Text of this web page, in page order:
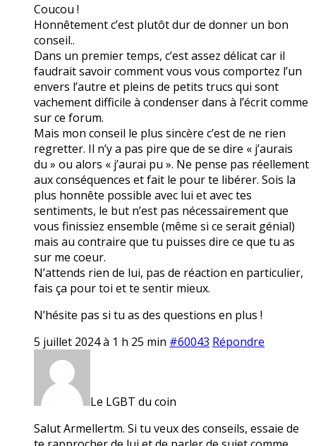
Coucou !
Honnêtement c’est plutôt dur de donner un bon
conseil..
Dans un premier temps, c’est assez délicat car il
faudrait savoir comment vous vous comportez l’un
envers l’autre et pleins de petits trucs qui sont
vachement difficile à condenser dans à l’écrit comme
sur ce forum.
Mais mon conseil le plus sincère c’est de ne rien
regretter. Il n’y a pas pire que de se dire « j’aurais
du » ou alors « j’aurai pu ». Ne pense pas réellement
aux conséquences et fait le pour te libérer. Sois la
plus honnête possible avec lui et avec tes
sentiments, le but n’est pas nécessairement que
vous finissiez ensemble (même si ce serait génial)
mais au contraire que tu puisses dire ce que tu as
sur me coeur.
N’attends rien de lui, pas de réaction en particulier,
fais ça pour toi et te sentir mieux.
N’hésite pas si tu as des questions en plus !
5 juillet 2024 à 1 h 25 min #60043 Répondre
Le LGBT du coin
Salut Armellertm. Si tu veux des conseils, essaie de